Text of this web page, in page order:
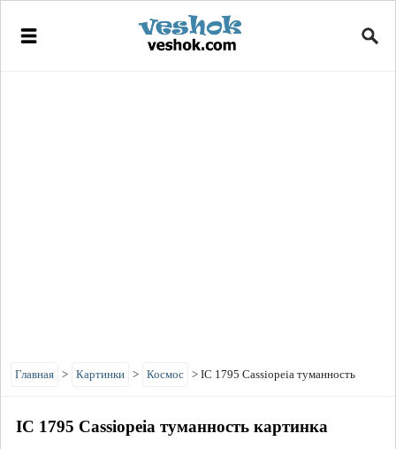
Главная > Картинки > Космос > IC 1795 Cassiopeia туманность
IC 1795 Cassiopeia туманность картинка